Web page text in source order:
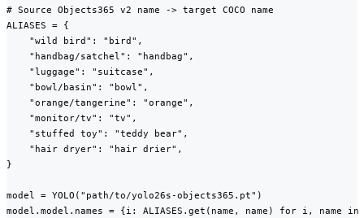
# Source Objects365 v2 name -> target COCO name
ALIASES = {
    "wild bird": "bird",
    "handbag/satchel": "handbag",
    "luggage": "suitcase",
    "bowl/basin": "bowl",
    "orange/tangerine": "orange",
    "monitor/tv": "tv",
    "stuffed toy": "teddy bear",
    "hair dryer": "hair drier",
}
model = YOLO("path/to/yolo26s-objects365.pt")
model.model.names = {i: ALIASES.get(name, name) for i, name in